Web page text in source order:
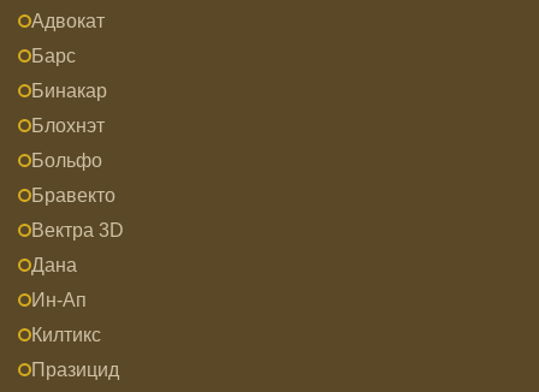
Адвокат
Барс
Бинакар
Блохнэт
Больфо
Бравекто
Вектра 3D
Дана
Ин-Ап
Килтикс
Празицид